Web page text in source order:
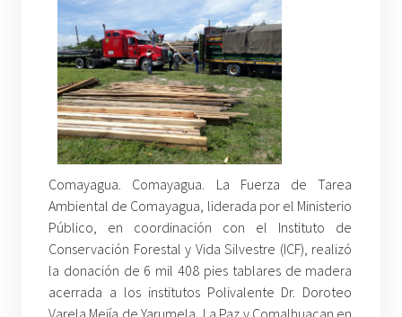
Comayagua. Comayagua. La Fuerza de Tarea
Ambiental de Comayagua, liderada por el Ministerio
Público, en coordinación con el Instituto de
Conservación Forestal y Vida Silvestre (ICF), realizó
la donación de 6 mil 408 pies tablares de madera
acerrada a los institutos Polivalente Dr. Doroteo